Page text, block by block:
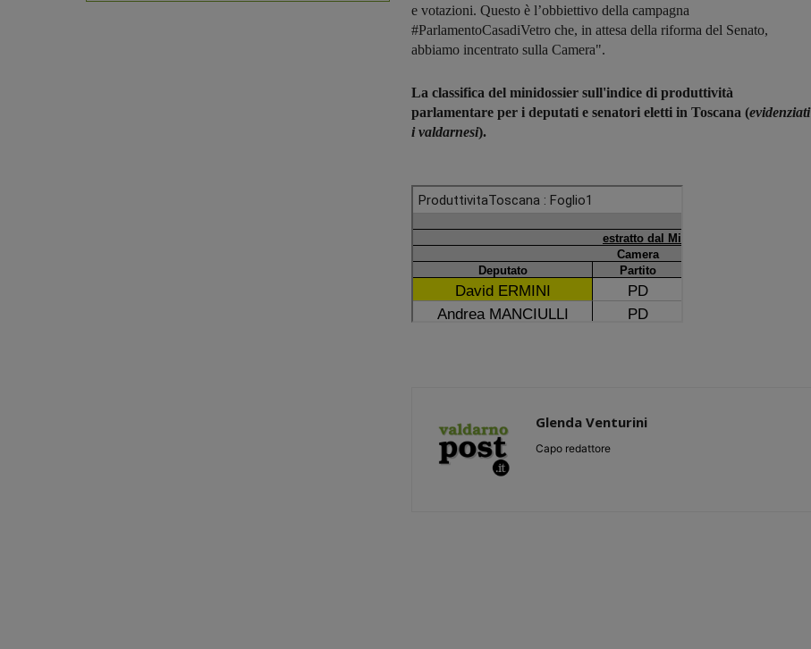
e votazioni. Questo è l’obbiettivo della campagna
#ParlamentoCasadiVetro che, in attesa della riforma del Senato,
abbiamo incentrato sulla Camera".
La classifica del minidossier sull'indice di produttività
parlamentare per i deputati e senatori eletti in Toscana (evidenziati
i valdarnesi).
Glenda Venturini
Capo redattore